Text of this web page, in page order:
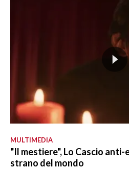
MULTIMEDIA
"Il mestiere", Lo Cascio
strano del mondo